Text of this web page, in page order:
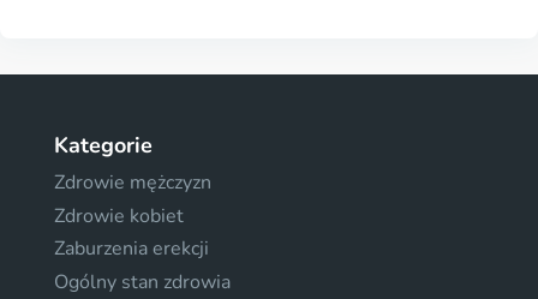
Kategorie
Zdrowie mężczyzn
Zdrowie kobiet
Zaburzenia erekcji
Ogólny stan zdrowia